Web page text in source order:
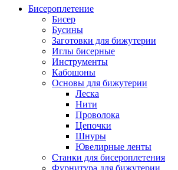
Бисероплетение
Бисер
Бусины
Заготовки для бижутерии
Иглы бисерные
Инструменты
Кабошоны
Основы для бижутерии
Леска
Нити
Проволока
Цепочки
Шнуры
Ювелирные ленты
Станки для бисероплетения
Фурнитура для бижутерии